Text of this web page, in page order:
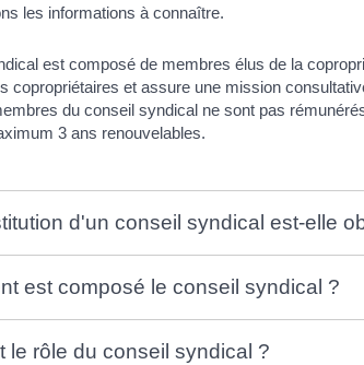
les informations à connaître.
est composé de membres élus de la
copropriétaires et assure une mission
du conseil syndical ne sont pas
3 ans renouvelables.
d'un conseil syndical est-elle
est composé le conseil syndical ?
le rôle du conseil syndical ?